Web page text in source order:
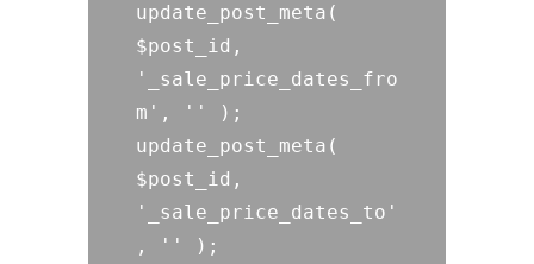
update_post_meta(
$post_id,
'_sale_price_dates_fro
m', '' );
update_post_meta(
$post_id,
'_sale_price_dates_to'
, '' );